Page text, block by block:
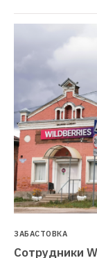
ЗАБАСТОВКА
Сотрудники